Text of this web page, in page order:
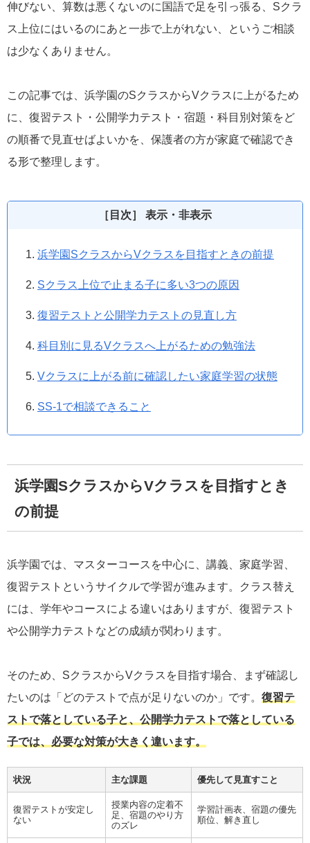
伸びない、算数は悪くないのに国語で足を引っ張る、Sクラ
ス上位にはいるのにあと一歩で上がれない、というご相談
は少なくありません。
この記事では、浜学園のSクラスからVクラスに上がるため
に、復習テスト・公開学力テスト・宿題・科目別対策をど
の順番で見直せばよいかを、保護者の方が家庭で確認でき
る形で整理します。
［目次］ 表示・非表示
浜学園SクラスからVクラスを目指すときの前提
Sクラス上位で止まる子に多い3つの原因
復習テストと公開学力テストの見直し方
科目別に見るVクラスへ上がるための勉強法
Vクラスに上がる前に確認したい家庭学習の状態
SS-1で相談できること
浜学園SクラスからVクラスを目指すとき
の前提
浜学園では、マスターコースを中心に、講義、家庭学習、
復習テストというサイクルで学習が進みます。クラス替え
には、学年やコースによる違いはありますが、復習テスト
や公開学力テストなどの成績が関わります。
そのため、SクラスからVクラスを目指す場合、まず確認し
たいのは「どのテストで点が足りないのか」です。 復習テ
ストで落としている子と、公開学力テストで落としている
子では、必要な対策が大きく違います。
状況 主な課題 優先して見直すこと
復習テストが安定し
ない
授業内容の定着不
足、宿題のやり方
のズレ
学習計画表、宿題の優先
順位、解き直し